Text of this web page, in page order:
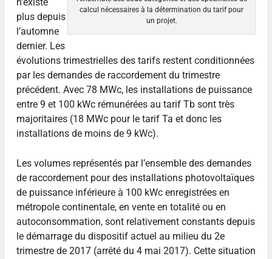
calcul nécessaires à la détermination du tarif pour
un projet.
plus depuis
l’automne
dernier. Les
évolutions trimestrielles des tarifs restent conditionnées
par les demandes de raccordement du trimestre
précédent. Avec 78 MWc, les installations de puissance
entre 9 et 100 kWc rémunérées au tarif Tb sont très
majoritaires (18 MWc pour le tarif Ta et donc les
installations de moins de 9 kWc).
Les volumes représentés par l’ensemble des demandes
de raccordement pour des installations photovoltaïques
de puissance inférieure à 100 kWc enregistrées en
métropole continentale, en vente en totalité ou en
autoconsommation, sont relativement constants depuis
le démarrage du dispositif actuel au milieu du 2e
trimestre de 2017 (arrêté du 4 mai 2017). Cette situation